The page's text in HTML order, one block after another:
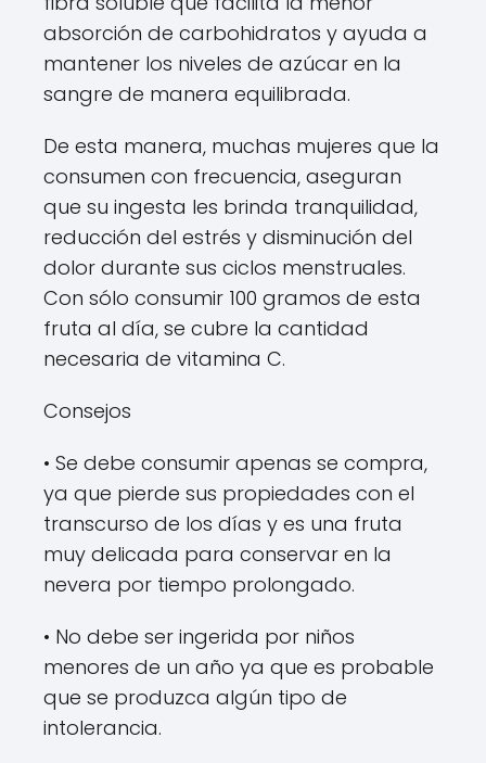
absorción de carbohidratos y ayuda a
mantener los niveles de azúcar en la
sangre de manera equilibrada.
De esta manera, muchas mujeres que la
consumen con frecuencia, aseguran
que su ingesta les brinda tranquilidad,
reducción del estrés y disminución del
dolor durante sus ciclos menstruales.
Con sólo consumir 100 gramos de esta
fruta al día, se cubre la cantidad
necesaria de vitamina C.
Consejos
• Se debe consumir apenas se compra,
ya que pierde sus propiedades con el
transcurso de los días y es una fruta
muy delicada para conservar en la
nevera por tiempo prolongado.
• No debe ser ingerida por niños
menores de un año ya que es probable
que se produzca algún tipo de
intolerancia.